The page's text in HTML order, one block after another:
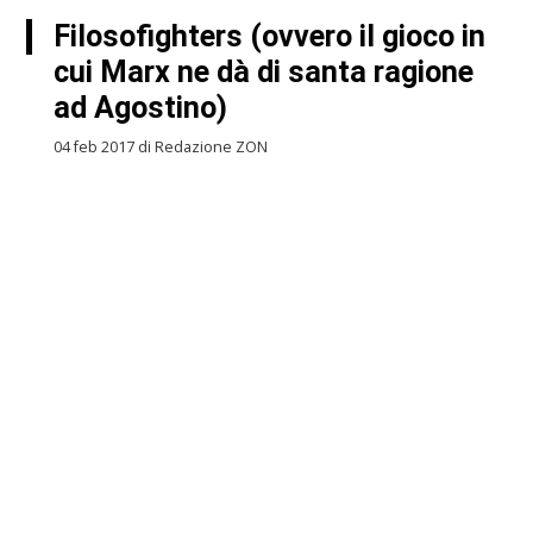
Filosofighters (ovvero il gioco in
cui Marx ne dà di santa ragione
ad Agostino)
04 feb 2017 di Redazione ZON